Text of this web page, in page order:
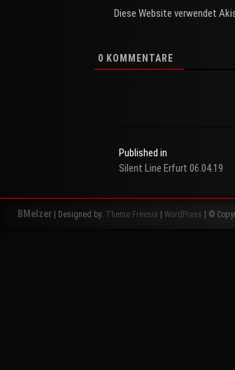
Diese Website verwendet
0 KOMMENTARE
Published in
Silent Line Erfurt 06.04.19
BMelzer | Designed by: Theme Freesia WordPress | ©